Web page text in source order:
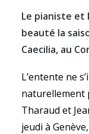
Le pianiste
beauté la
Caecilia, au
L’entente ne
naturellement
Tharaud et
jeudi à